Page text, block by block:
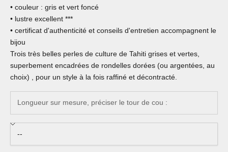
• couleur : gris et vert foncé
• lustre excellent ***
• certificat d'authenticité et conseils d'entretien accompagnent le
bijou
Trois très belles perles de culture de Tahiti grises et vertes,
superbement encadrées de rondelles dorées (ou argentées, au
choix) , pour un style à la fois raffiné et décontracté.